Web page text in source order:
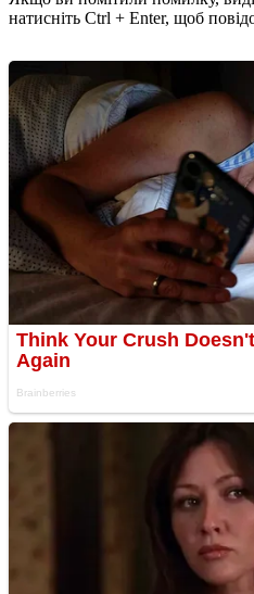
натисніть Ctrl + Enter, щоб